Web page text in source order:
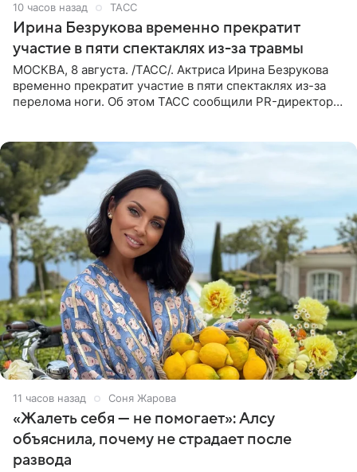
10 часов назад ТАСС
Ирина Безрукова временно прекратит
участие в пяти спектаклях из-за травмы
МОСКВА, 8 августа. /ТАСС/. Актриса Ирина Безрукова
временно прекратит участие в пяти спектаклях из-за
перелома ноги. Об этом ТАСС сообщили PR-директор
11 часов назад Соня Жарова
«Жалеть себя — не помогает»: Алсу
объяснила, почему не страдает после
развода